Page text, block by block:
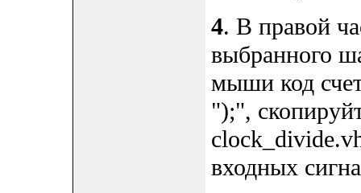
4. В правой
выбранного
мыши код
");",
входных